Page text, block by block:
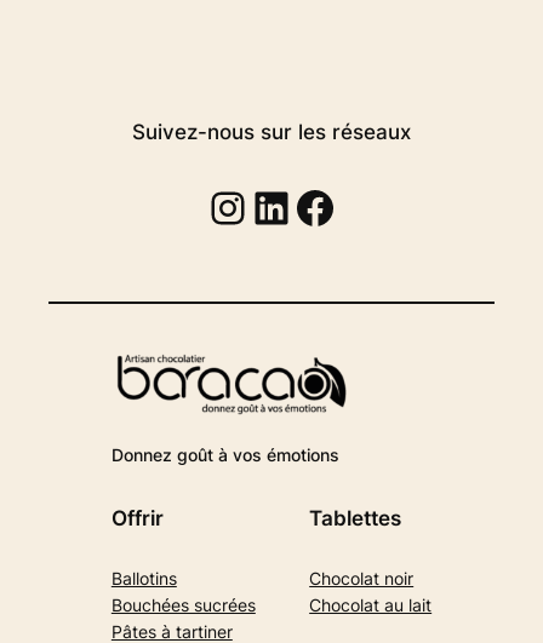
Suivez-nous sur les réseaux
Instagram
Linkedin
Facebook
Donnez goût à vos émotions
Offrir
Ballotins
Bouchées sucrées
Pâtes à tartiner
Tablettes
Chocolat noir
Chocolat au lait